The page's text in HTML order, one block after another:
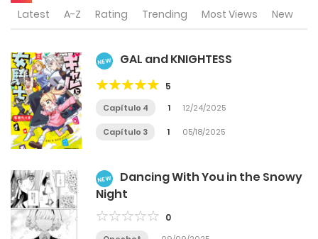
Latest A-Z Rating Trending Most Views New
NEW GAL and KNIGHTESS
5
Capítulo 4 1 12/24/2025
Capítulo 3 1 05/18/2025
NEW
Dancing With You in the Snowy
Night
0